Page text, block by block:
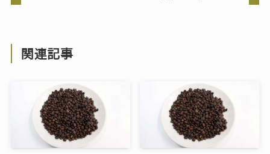
関連記事